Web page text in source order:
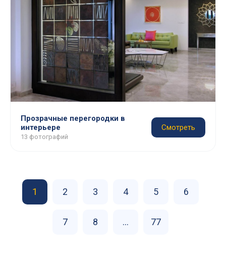
Прозрачные перегородки в
интерьере
13 фотографий
Смотреть
1 2 3 4 5 6
7 8 ... 77